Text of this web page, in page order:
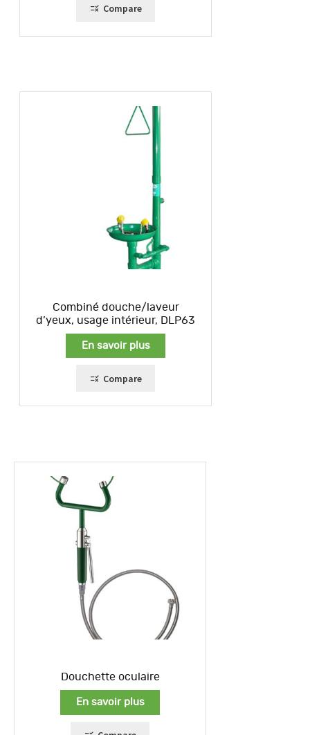
Compare
Combiné douche/laveur
d’yeux, usage intérieur, DLP63
En savoir plus
Compare
Douchette oculaire
En savoir plus